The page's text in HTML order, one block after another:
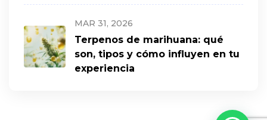
MAR 31, 2026
Terpenos de marihuana: qué
son, tipos y cómo influyen en tu
experiencia